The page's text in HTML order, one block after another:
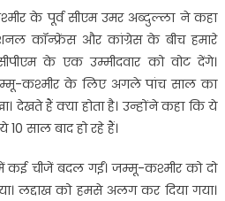
के पूर्व सीएम उमर अब्दुल्ला ने कहा
कॉन्फ्रेंस और कांग्रेस के बीच हमारे
के एक उम्मीदवार को वोट देंगे।
कश्मीर के लिए अगले पांच साल का
देखते हैं क्या होता है। उन्होंने कहा कि ये
साल बाद हो रहे हैं।
कई चीजें बदल गईं। जम्मू-कश्मीर को दो
लद्दाख को हमसे अलग कर दिया गया।